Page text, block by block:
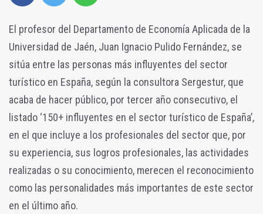
El profesor del Departamento de Economía Aplicada de la
Universidad de Jaén, Juan Ignacio Pulido Fernández, se
sitúa entre las personas más influyentes del sector
turístico en España, según la consultora Sergestur, que
acaba de hacer público, por tercer año consecutivo, el
listado ‘150+ influyentes en el sector turístico de España’,
en el que incluye a los profesionales del sector que, por
su experiencia, sus logros profesionales, las actividades
realizadas o su conocimiento, merecen el reconocimiento
como las personalidades más importantes de este sector
en el último año.